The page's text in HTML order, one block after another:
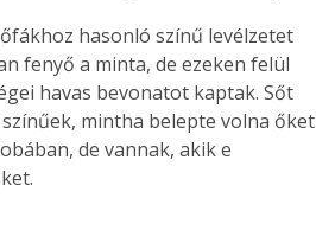
hasonló színű levélzetet
fenyő a minta, de ezeken felül
havas bevonatot kaptak. Sőt
mintha belepte volna őket
de vannak, akik e